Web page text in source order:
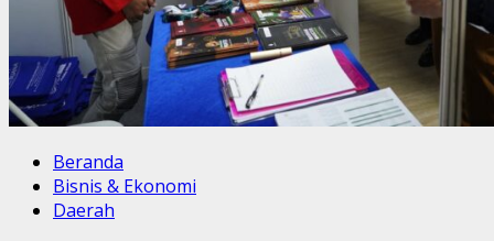
Beranda
Bisnis & Ekonomi
Daerah